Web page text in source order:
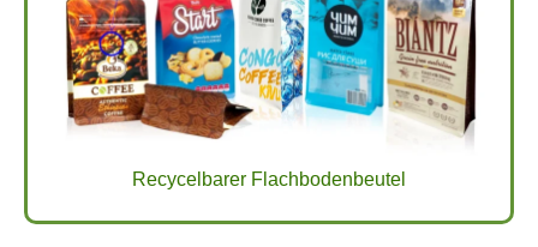
Recycelbarer Flachbodenbeutel